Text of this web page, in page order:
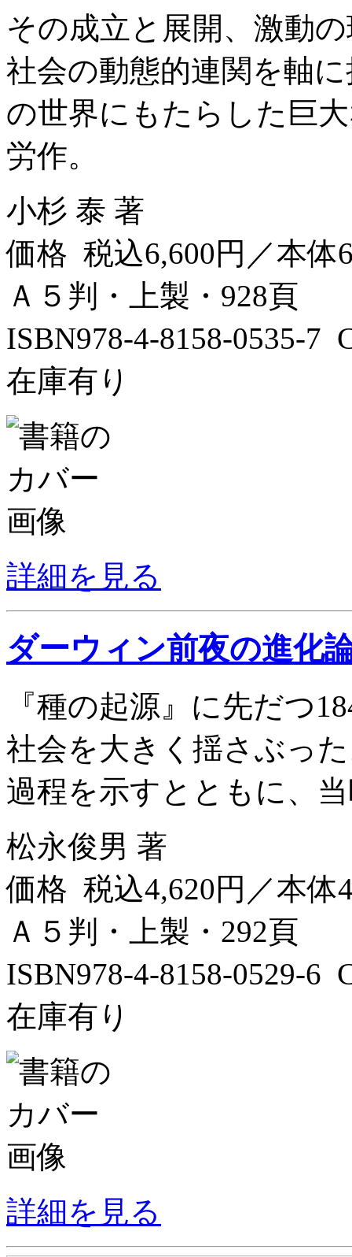
その成立と展開、激動
社会の動態的連関を軸
の世界にもたらした巨
労作。
小杉 泰 著
価格 税込6,600円／本体
Ａ５判・上製・928頁
ISBN978-4-8158-0535-7
在庫有り
詳細を見る
ダーウィン前夜の進化
『種の起源』に先だつ
社会を大きく揺さぶっ
過程を示すとともに、
松永俊男 著
価格 税込4,620円／本体
Ａ５判・上製・292頁
ISBN978-4-8158-0529-6
在庫有り
詳細を見る